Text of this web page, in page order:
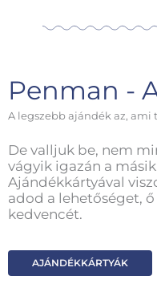
Penman -
A legszebb ajándék az, ami
De valljuk be, nem
vágyik igazán a
Ajándékkártyával
adod a lehetőséget,
kedvencét.
AJÁNDÉKKÁRTYÁK